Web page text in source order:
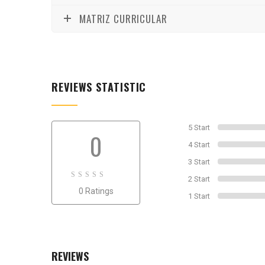
MATRIZ CURRICULAR
REVIEWS STATISTIC
0
out
0
0 Ratings
5 Start
4 Start
3 Start
2 Start
1 Start
REVIEWS